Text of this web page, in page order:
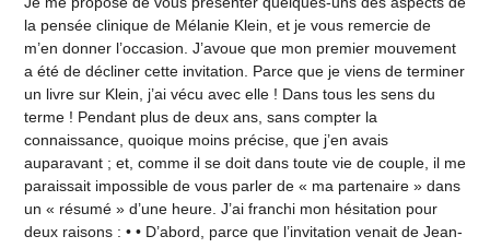
la pensée clinique de Mélanie Klein, et je vous remercie de
m’en donner l’occasion. J’avoue que mon premier mouvement
a été de décliner cette invitation. Parce que je viens de terminer
un livre sur Klein, j’ai vécu avec elle ! Dans tous les sens du
terme ! Pendant plus de deux ans, sans compter la
connaissance, quoique moins précise, que j’en avais
auparavant ; et, comme il se doit dans toute vie de couple, il me
paraissait impossible de vous parler de « ma partenaire » dans
un « résumé » d’une heure. J’ai franchi mon hésitation pour
deux raisons : • • D’abord, parce que l’invitation venait de Jean-